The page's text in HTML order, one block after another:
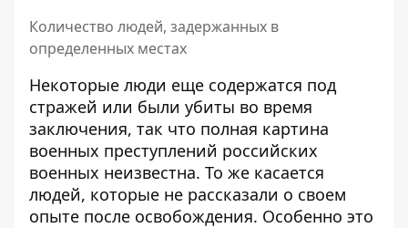
Количество людей, задержанных в
определенных местах
Некоторые люди еще содержатся под
стражей или были убиты во время
заключения, так что полная картина
военных преступлений российских
военных неизвестна. То же касается
людей, которые не рассказали о своем
опыте после освобождения. Особенно это